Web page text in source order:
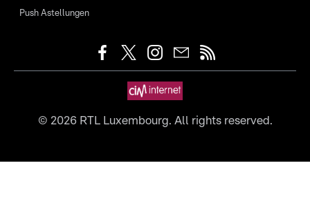
Push Astellungen
© 2026RTL Luxembourg. All rights reserved.